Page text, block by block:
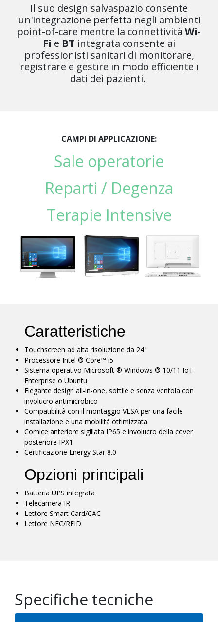
Il suo design salvaspazio consente
un'integrazione perfetta negli ambienti
point-of-care mentre la connettività Wi-
Fi e BT integrata consente ai
professionisti sanitari di monitorare,
registrare e gestire in modo efficiente i
dati dei pazienti.
CAMPI DI APPLICAZIONE:
Sale operatorie
Reparti / Degenza
Terapie Intensive
Caratteristiche
Touchscreen ad alta risoluzione da 24"
Processore Intel ® Core™ i5
Sistema operativo Microsoft ® Windows ® 10/11 IoT
Enterprise o Ubuntu
Elegante design all-in-one, sottile e senza ventola con
involucro antimicrobico
Compatibilità con il montaggio VESA per una facile
installazione e una mobilità ottimizzata
Cornice anteriore sigillata IP65 e involucro della cover
posteriore IPX1
Certificazione Energy Star 8.0
Opzioni principali
Batteria UPS integrata
Telecamera IR
Lettore Smart Card/CAC
Lettore NFC/RFID
Specifiche tecniche